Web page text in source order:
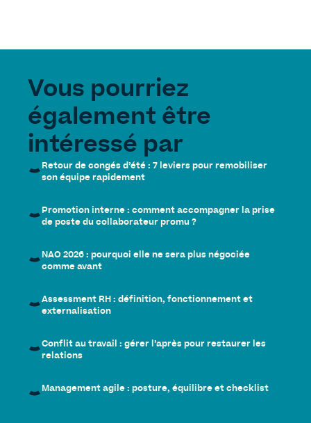
Vous pourriez
également être
intéressé par
Retour de congés d’été : 7 leviers pour remobiliser
son équipe rapidement
Promotion interne : comment accompagner la prise
de poste du collaborateur promu ?
NAO 2026 : pourquoi elle ne sera plus négociée
comme avant
Assessment RH : définition, fonctionnement et
externalisation
Conflit au travail : gérer l’après pour restaurer les
relations
Management agile : posture, équilibre et checklist